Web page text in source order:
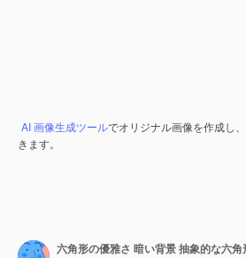
AI 画像生成ツールでオリジナル画像を作成し、
きます。
六角形の優雅さ 暗い背景 抽象的な六角